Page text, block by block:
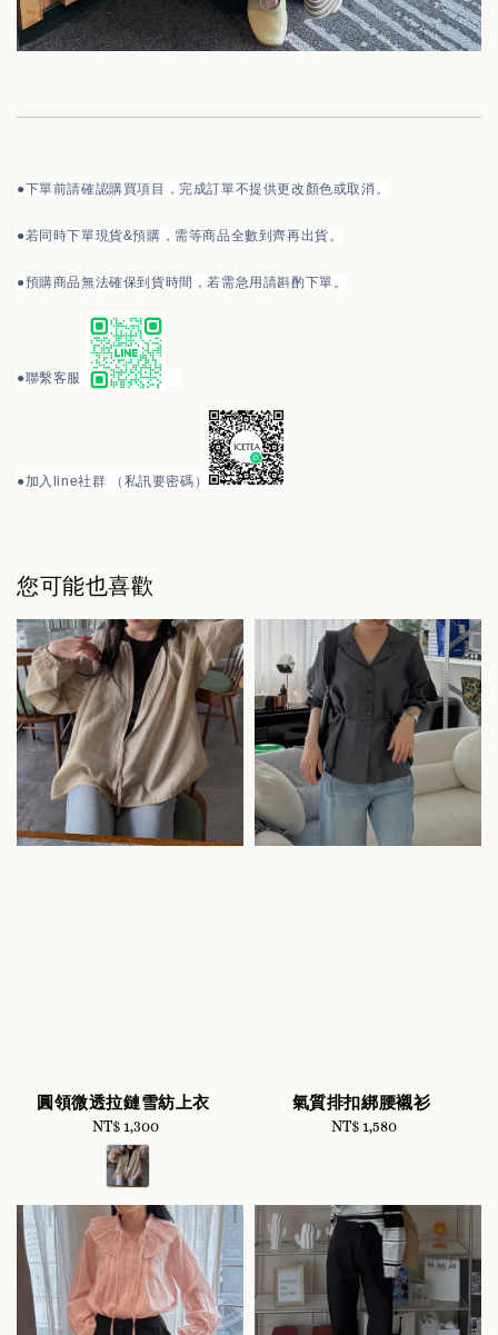
●下單前請確認購買項目，完成訂單不提供更改顏色或取消。
●若同時下單現貨&預購，需等商品全數到齊再出貨。
●預購商品無法確保到貨時間，若需急用請斟酌下單。
●聯繫客服
●加入line社群 （私訊要密碼）
您可能也喜歡
圓領微透拉鏈雪紡上衣
Regular
price
NT$ 1,300
氣質排扣綁腰襯衫
Regular
NT$ 1,580